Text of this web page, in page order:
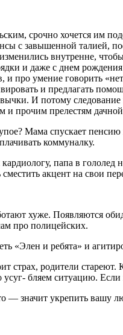
срочно хочется им
с завышен­ной талией,
внутренне,
и даже с днем
про умение говорить
и предлагать
И потому
и прочим прелестям
Мама спуска­ет
коммуналку.
папа в
ак­цент на свои
хуже. Появляют­ся
про полицейских.
«Элен и ребята» и
страх, родите­ли
усуг- бляем ситуацию.
— значит укрепить вашу